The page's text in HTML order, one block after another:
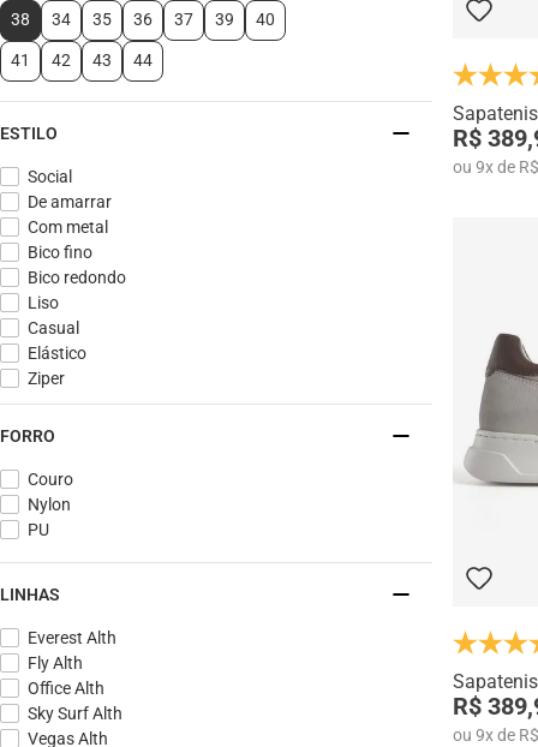
Whisky
38 34 35 36 37 39 40
41 42 43 44
ESTILO
Social
De amarrar
Com metal
Bico fino
Bico redondo
Liso
Casual
Elástico
Ziper
FORRO
Couro
Nylon
PU
LINHAS
Everest Alth
Fly Alth
Office Alth
Sky Surf Alth
Vegas Alth
R$
ou 9xde
R$
ou 9xde